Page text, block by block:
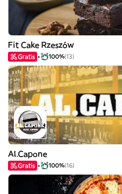
Fit Cake Rzeszów
Gratis 100%(13)
Al.Capone
Gratis 100%(16)